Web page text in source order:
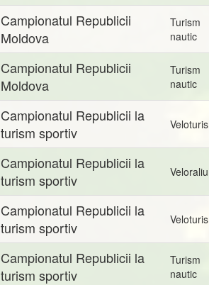
Campionatul Republicii
Moldova
Turism
nautic
Campionatul Republicii
Moldova
Turism
nautic
Campionatul Republicii la
turism sportiv
Campionatul Republicii la
turism sportiv
Veloraliu
Campionatul Republicii la
turism sportiv
Campionatul Republicii la
turism sportiv
Turism
nautic